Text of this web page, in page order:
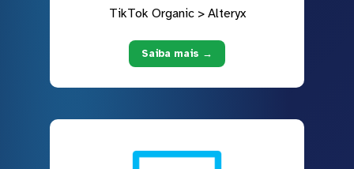
TikTok Organic > Alteryx
Saiba mais →